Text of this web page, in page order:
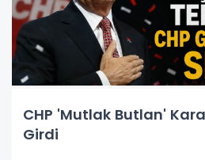
CHP 'Mutlak Butlan'
Girdi